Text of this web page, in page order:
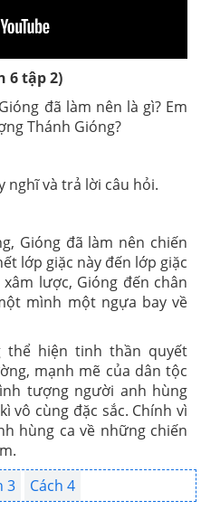
6 tập 2)
đã làm nên là gì? Em
Thánh Gióng?
nghĩ và trả lời câu hỏi.
Gióng đã làm nên chiến
lớp giặc này đến lớp giặc
lược, Gióng đến chân
mình một ngựa bay về
thể hiện tinh thần quyết
mạnh mẽ của dân tộc
tượng người anh hùng
vô cùng đặc sắc. Chính vì
hùng ca về những chiến
3 Cách 4